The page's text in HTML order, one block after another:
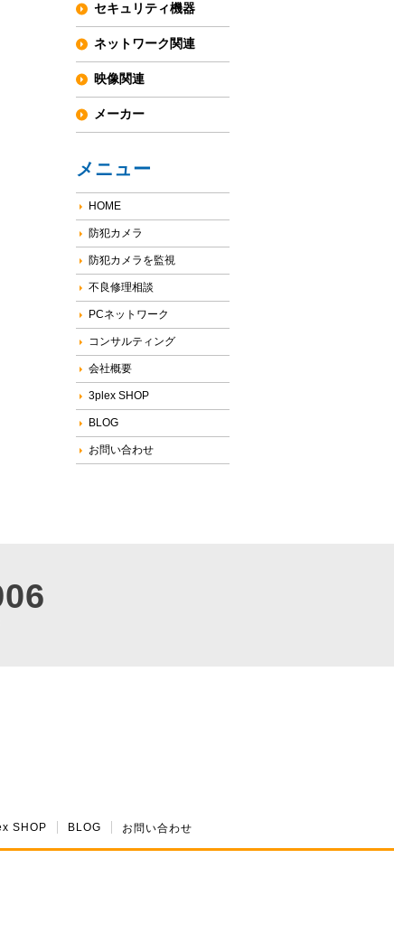
セキュリティ機器
ネットワーク関連
映像関連
メーカー
メニュー
HOME
防犯カメラ
防犯カメラを監視
不良修理相談
PCネットワーク
コンサルティング
会社概要
3plex SHOP
BLOG
お問い合わせ
SHOP BLOG お問い合わせ